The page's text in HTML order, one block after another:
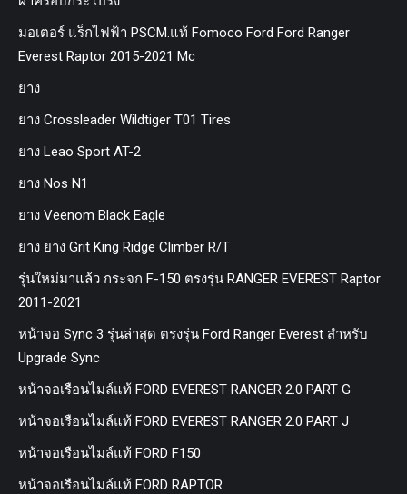
มอเตอร์ แร็กไฟฟ้า PSCM.แท้ Fomoco Ford Ford Ranger
Everest Raptor 2015-2021 Mc
ยาง
ยาง Crossleader Wildtiger T01 Tires
ยาง Leao Sport AT-2
ยาง Nos N1
ยาง Veenom Black Eagle
ยาง ยาง Grit King Ridge Climber R/T
รุ่นใหม่มาแล้ว กระจก F-150 ตรงรุ่น RANGER EVEREST Raptor
2011-2021
หน้าจอ Sync 3 รุ่นล่าสุด ตรงรุ่น Ford Ranger Everest สำหรับ
Upgrade Sync
หน้าจอเรือนไมล์แท้ FORD EVEREST RANGER 2.0 PART G
หน้าจอเรือนไมล์แท้ FORD EVEREST RANGER 2.0 PART J
หน้าจอเรือนไมล์แท้ FORD F150
หน้าจอเรือนไมล์แท้ FORD RAPTOR